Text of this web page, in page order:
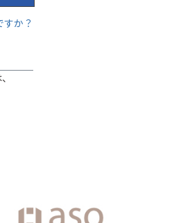
か？